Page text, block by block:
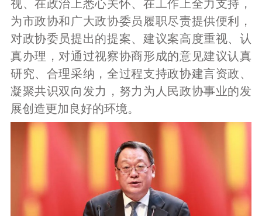
视、在政治上悉心关怀、在工作上全力支持，
为市政协和广大政协委员履职尽责提供便利，
对政协委员提出的提案、建议案高度重视、认
真办理，对通过视察协商形成的意见建议认真
研究、合理采纳，全过程支持政协建言资政、
凝聚共识双向发力，努力为人民政协事业的发
展创造更加良好的环境。